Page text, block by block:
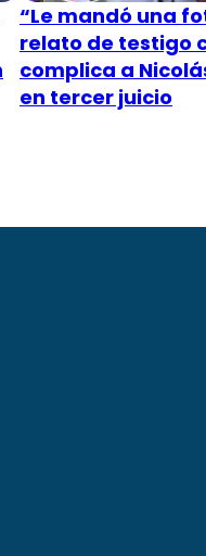
“Le mandó una
relato de testigo
complica a
en tercer juicio